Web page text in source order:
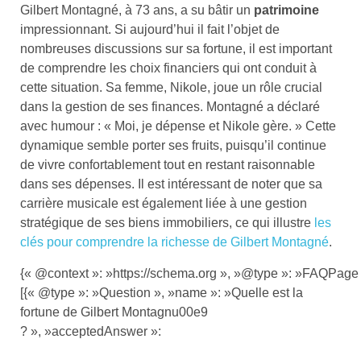
Gilbert Montagné, à 73 ans, a su bâtir un patrimoine
impressionnant. Si aujourd’hui il fait l’objet de
nombreuses discussions sur sa fortune, il est important
de comprendre les choix financiers qui ont conduit à
cette situation. Sa femme, Nikole, joue un rôle crucial
dans la gestion de ses finances. Montagné a déclaré
avec humour : « Moi, je dépense et Nikole gère. » Cette
dynamique semble porter ses fruits, puisqu’il continue
de vivre confortablement tout en restant raisonnable
dans ses dépenses. Il est intéressant de noter que sa
carrière musicale est également liée à une gestion
stratégique de ses biens immobiliers, ce qui illustre les
clés pour comprendre la richesse de Gilbert Montagné.
{« @context »: »https://schema.org », »@type »:
[{« @type »: »Question », »name »: »Quelle est la
fortune de Gilbert Montagnu00e9
? », »acceptedAnswer »: